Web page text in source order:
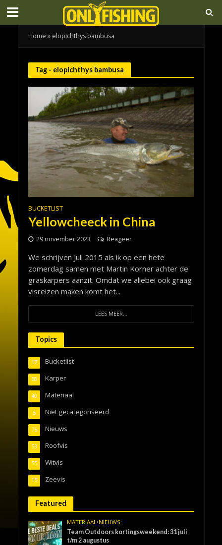
Home » elopichthys bambusa
Tag - elopichthys bambusa
BUCKETLIST
Yellowcheeck in China
29 november 2023 Reageer
We schrijven Juli 2015 als ik op een hete
zomerdag samen met Martin Korner achter de
graskarpers aanzit. Omdat we allebei ook graag
visreizen maken komt het...
LEES MEER...
Topics
Bucketlist
17
Karper
68
Materiaal
40
Niet gecategoriseerd
5
Nieuws
75
Roofvis
53
Witvis
55
Zeevis
15
Featured
MATERIAAL•NIEUWS
Team Outdoors kortingsweekend: 31 juli
t/m 2 augustus